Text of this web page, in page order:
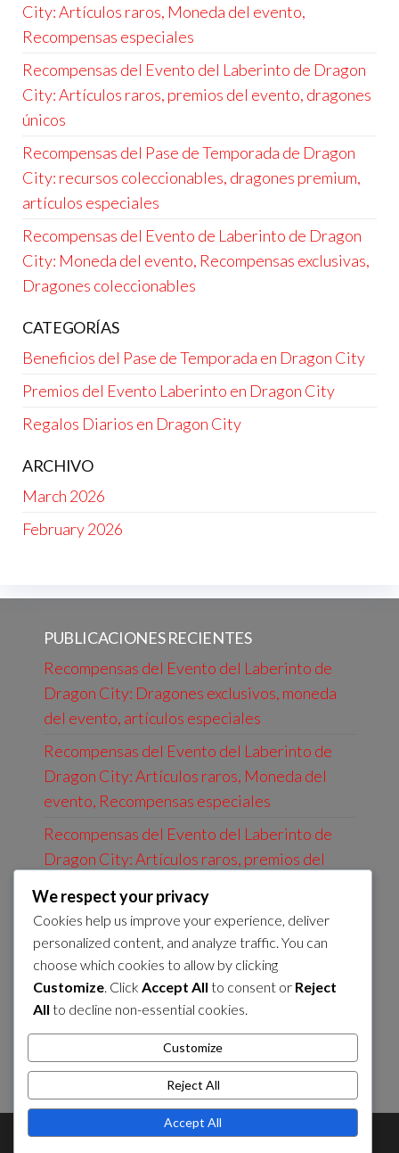
City: Artículos raros, Moneda del evento,
Recompensas especiales
Recompensas del Evento del Laberinto de Dragon
City: Artículos raros, premios del evento, dragones
únicos
Recompensas del Pase de Temporada de Dragon
City: recursos coleccionables, dragones premium,
artículos especiales
Recompensas del Evento de Laberinto de Dragon
City: Moneda del evento, Recompensas exclusivas,
Dragones coleccionables
CATEGORÍAS
Beneficios del Pase de Temporada en Dragon City
Premios del Evento Laberinto en Dragon City
Regalos Diarios en Dragon City
ARCHIVO
March 2026
February 2026
PUBLICACIONES RECIENTES
Recompensas del Evento del Laberinto de
Dragon City: Dragones exclusivos, moneda
del evento, artículos especiales
Recompensas del Evento del Laberinto de
Dragon City: Artículos raros, Moneda del
evento, Recompensas especiales
Recompensas del Evento del Laberinto de
Dragon City: Artículos raros, premios del
Recompensas del Pase de Temporada de
Dragon City: recursos coleccionables,
dragones premium, artículos especiales
Recompensas del Evento de Laberinto de
Recompensas exclusivas, Dragones
coleccionables
Theme byEnvoThemes
We respect your privacy
Cookies help us improve your experience, deliver
personalized content, and analyze traffic. You can
choose which cookies to allow by clicking
Customize. Click Accept All to consent or Reject
All to decline non-essential cookies.
Customize
Reject All
Accept All